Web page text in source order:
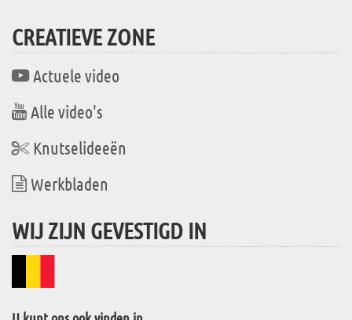
CREATIEVE ZONE
Actuele video
Alle video's
Knutselideeën
Werkbladen
WIJ ZIJN GEVESTIGD IN